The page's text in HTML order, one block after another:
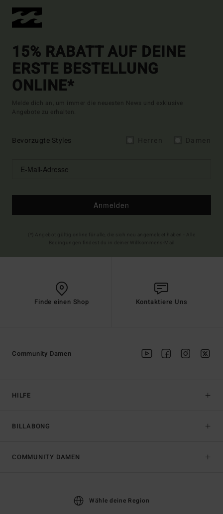
15% RABATT AUF DEINE
ERSTE BESTELLUNG
ONLINE*
Melde dich an, um immer die neuesten News und exklusive
Angebote zu erhalten.
Bevorzugte Styles
Anmelden
Finde einen Shop Kontaktiere Uns
HILFE
BILLABONG
Community Damen
COMMUNITY DAMEN
Wähle deine Region